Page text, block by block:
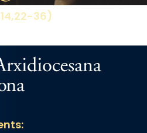
en agraïment al
de la visita apostòlica
de Barcelona.
el cardenal Joan
la missa i l’ha
auxiliar de Barcelona,
36)
Cristiana